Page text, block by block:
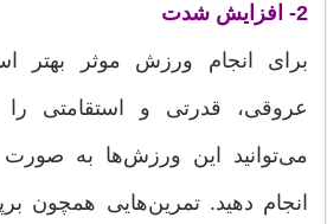
2- افزایش شدت
برای انجام ورزش موثر بهتر
عروقی، قدرتی و استقامتی را
می‌توانید این ورزش‌ها به
انجام دهید. تمرین‌هایی همچون